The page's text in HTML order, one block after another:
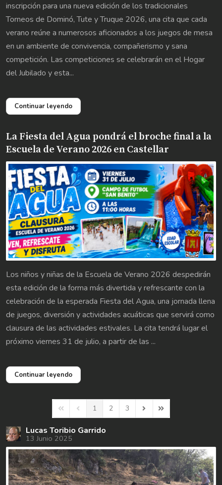
inscripción para una nueva edición de los tradicionales
Torneos de Dominó, Tute y Truque 2026, una cita que cada
verano reúne a numerosos aficionados a los juegos de mesa
en un ambiente de convivencia, compañerismo y sana
competición. Las competiciones se celebrarán en el Hogar
del Jubilado y esta...
Continuar leyendo
La Fiesta del Agua pondrá el broche final a la
Escuela de Verano 2026 en Castellar
Los niños y niñas de la Escuela de Verano 2026 despedirán
esta edición de la forma más divertida y refrescante con la
celebración de la esperada Fiesta del Agua, una jornada llena
de juegos, diversión y actividades acuáticas que servirá como
clausura de las actividades estivales. La cita tendrá lugar el
próximo viernes 31 de julio, a partir de las ...
Continuar leyendo
First PagePrevious Page
1 2 3 Next PageLast Page
Lucas Toribio Garrido
13 Junio 2025